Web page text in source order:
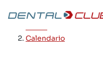
contenuto
Calendario